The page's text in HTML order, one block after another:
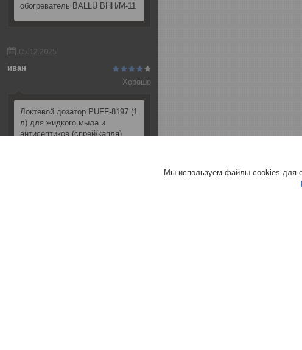
обогреватель BALLU BHH/M-11
05.12.2025
иван
Хорошо
Локтевой дозатор PUFF-8197 (1
л) для жидкого мыла и
антисептиков (спрей/капля)
Мы используем файлы cookies для